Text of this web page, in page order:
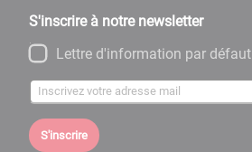
S'inscrire à notre newsletter
Lettre d'information par défaut
S'inscrire